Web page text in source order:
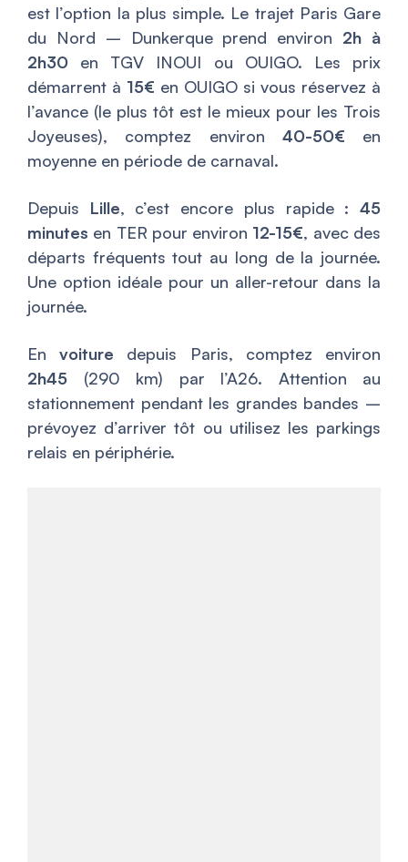
est l’option la plus simple. Le trajet Paris Gare
du Nord – Dunkerque prend environ 2h à
2h30 en TGV INOUI ou OUIGO. Les prix
démarrent à 15€ en OUIGO si vous réservez à
l’avance (le plus tôt est le mieux pour les Trois
Joyeuses), comptez environ 40-50€ en
moyenne en période de carnaval.
Depuis Lille, c’est encore plus rapide :45
minutes en TER pour environ 12-15€, avec des
départs fréquents tout au long de la journée.
Une option idéale pour un aller-retour dans la
journée.
Envoiture depuis Paris, comptez environ
2h45 (290 km) par l’A26. Attention au
stationnement pendant les grandes bandes –
prévoyez d’arriver tôt ou utilisez les parkings
relais en périphérie.